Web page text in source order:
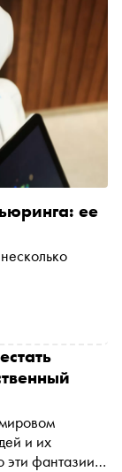
ее
и их
эти фантазии